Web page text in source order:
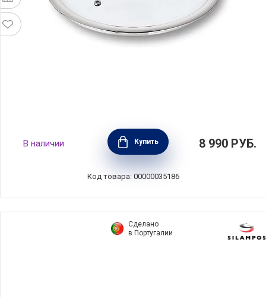
Крышка R'evolution 24 см, нержавеющая
сталь+стекло, BEKA, Бельгия, 101233
В наличии Купить 8 990 РУБ.
Код товара: 00000035186
Сделано
в Португалии